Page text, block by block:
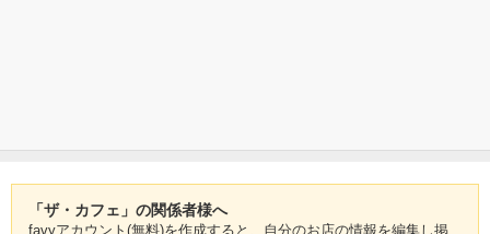
「ザ・カフェ」の関係者様へ
favyアカウント(無料)を作成すると、自分のお店の情報を編集し掲